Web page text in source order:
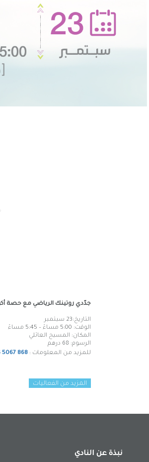
فرع كلباء
فرع دبا
فرع
جدّدي روتينك الرياضي مع حصة
التاريخ:23 سبتمبر
الوقت: 5:00 مساءً – 5:45 مساءً
المكان: المسبح العائلي
الرسوم: 68
درهم
للمزيد من المعلومات : 5067 868
المزيد من الفعاليات
نبذة عن النادي